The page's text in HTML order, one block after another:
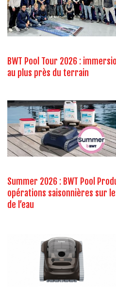
BWT Pool Tour 2026 :
au plus près du terrain
Summer 2026 : BWT Pool
opérations saisonnières sur
de l’eau